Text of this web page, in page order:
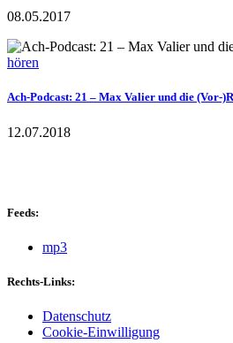
08.05.2017
hören
Ach-Podcast: 21 – Max Valier und die (Vor-
12.07.2018
Feeds:
mp3
Rechts-Links:
Datenschutz
Cookie-Einwilligung